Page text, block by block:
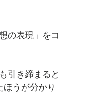
の表現」をコ
引き締まると
うが分かり